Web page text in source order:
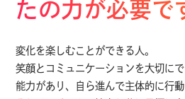
たの力が必要で
変化を楽しむことができる人。
笑顔とコミュニケーションを大切に
能力があり、自ら進んで主体的に行